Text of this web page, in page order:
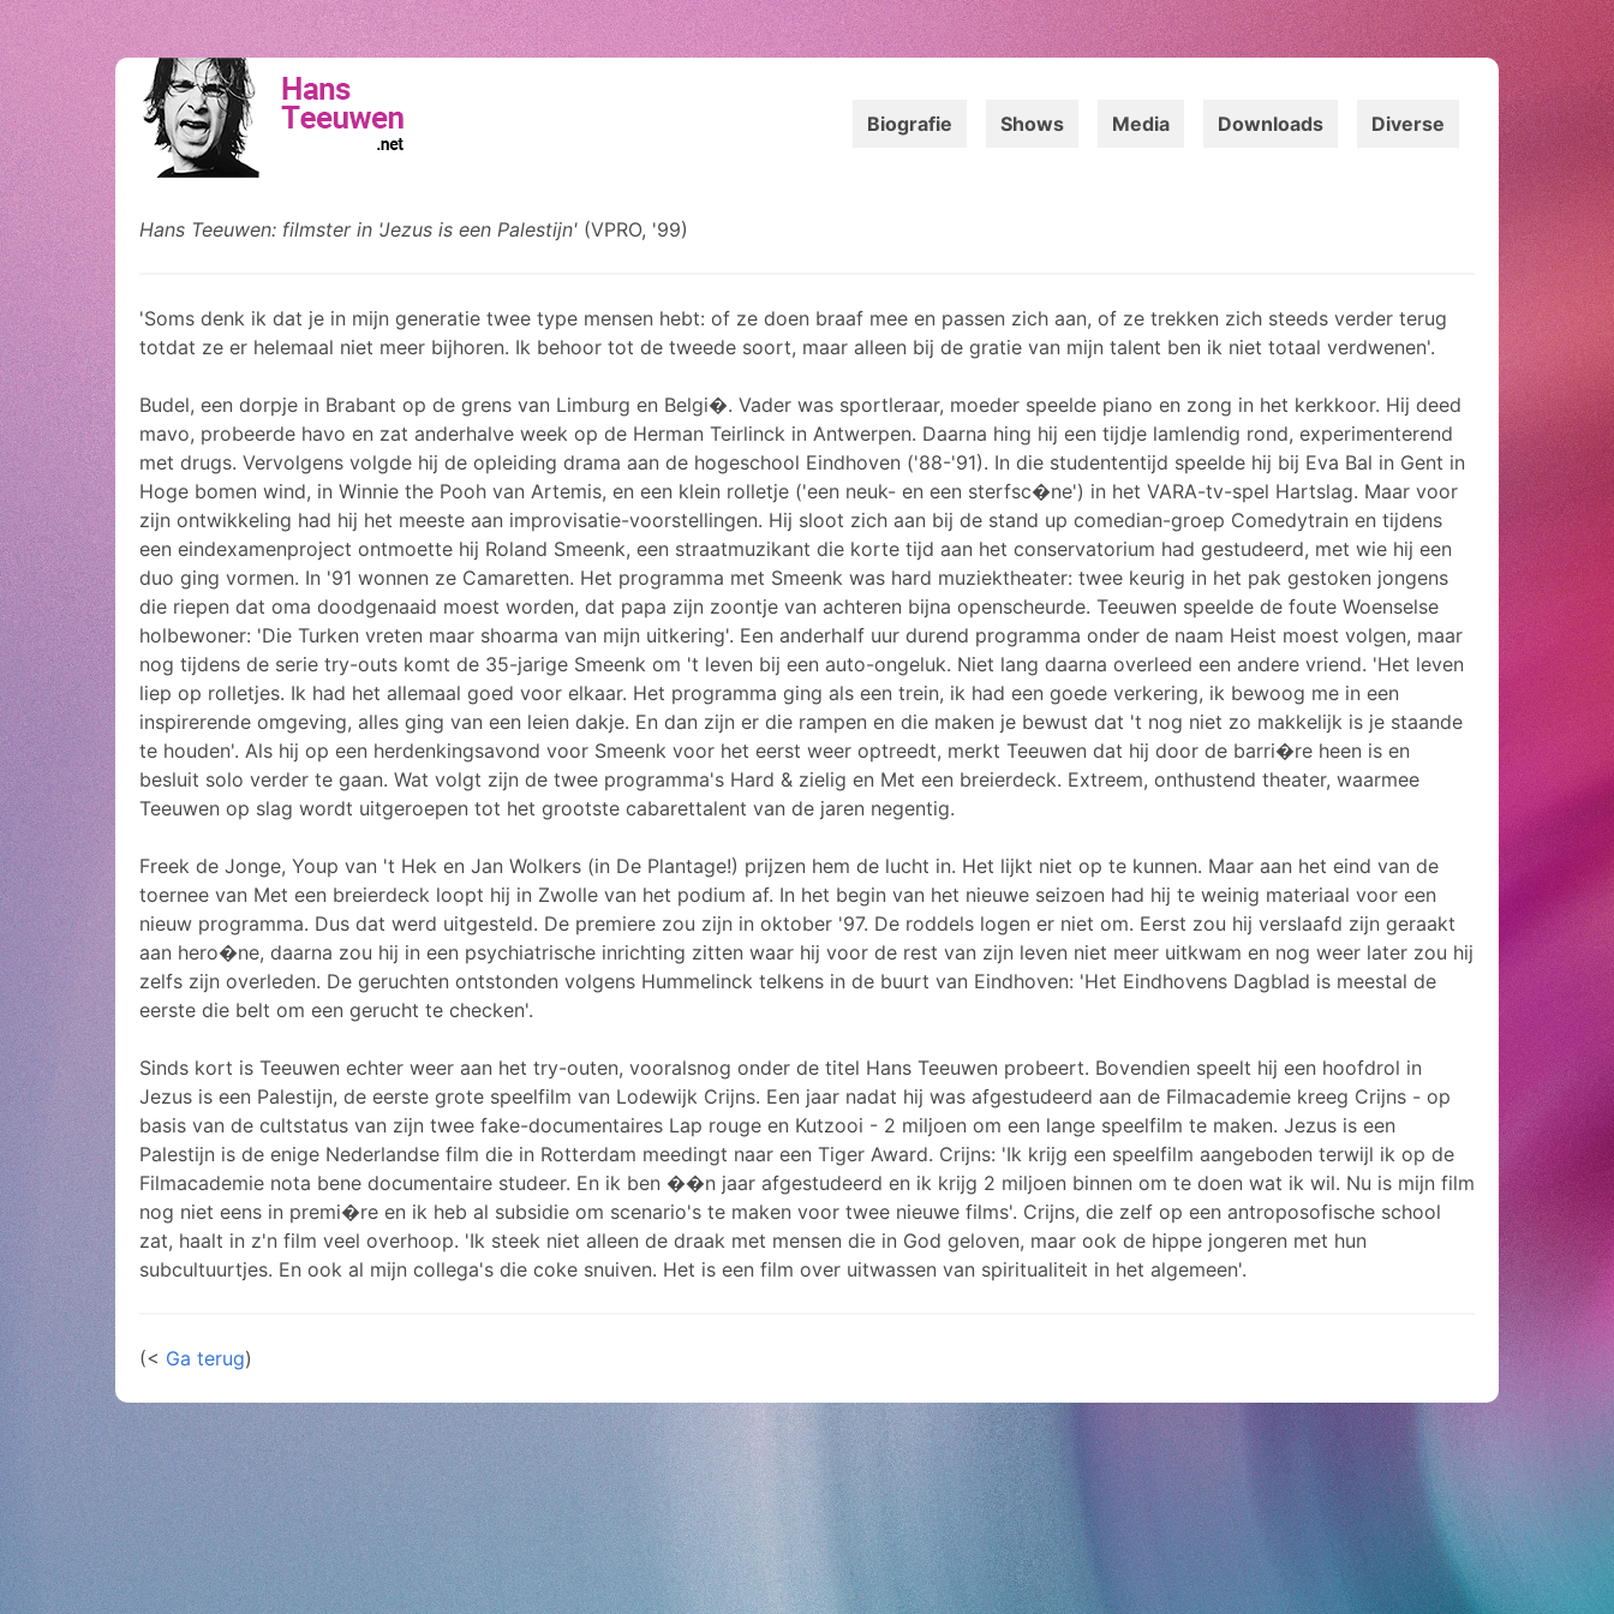
Biografie Shows Media Downloads Diverse
Hans Teeuwen: filmster in 'Jezus is een Palestijn' (VPRO, '99)
'Soms denk ik dat je in mijn generatie twee type mensen hebt: of ze doen braaf mee en passen zich aan, of ze trekken zich steeds verder terug
totdat ze er helemaal niet meer bijhoren. Ik behoor tot de tweede soort, maar alleen bij de gratie van mijn talent ben ik niet totaal verdwenen'.
Budel, een dorpje in Brabant op de grens van Limburg en Belgi�. Vader was sportleraar, moeder speelde piano en zong in het kerkkoor. Hij deed
mavo, probeerde havo en zat anderhalve week op de Herman Teirlinck in Antwerpen. Daarna hing hij een tijdje lamlendig rond, experimenterend
met drugs. Vervolgens volgde hij de opleiding drama aan de hogeschool Eindhoven ('88-'91). In die studententijd speelde hij bij Eva Bal in Gent in
Hoge bomen wind, in Winnie the Pooh van Artemis, en een klein rolletje ('een neuk- en een sterfsc�ne') in het VARA-tv-spel Hartslag. Maar voor
zijn ontwikkeling had hij het meeste aan improvisatie-voorstellingen. Hij sloot zich aan bij de stand up comedian-groep Comedytrain en tijdens
een eindexamenproject ontmoette hij Roland Smeenk, een straatmuzikant die korte tijd aan het conservatorium had gestudeerd, met wie hij een
duo ging vormen. In '91 wonnen ze Camaretten. Het programma met Smeenk was hard muziektheater: twee keurig in het pak gestoken jongens
die riepen dat oma doodgenaaid moest worden, dat papa zijn zoontje van achteren bijna openscheurde. Teeuwen speelde de foute Woenselse
holbewoner: 'Die Turken vreten maar shoarma van mijn uitkering'. Een anderhalf uur durend programma onder de naam Heist moest volgen, maar
nog tijdens de serie try-outs komt de 35-jarige Smeenk om 't leven bij een auto-ongeluk. Niet lang daarna overleed een andere vriend. 'Het leven
liep op rolletjes. Ik had het allemaal goed voor elkaar. Het programma ging als een trein, ik had een goede verkering, ik bewoog me in een
inspirerende omgeving, alles ging van een leien dakje. En dan zijn er die rampen en die maken je bewust dat 't nog niet zo makkelijk is je staande
te houden'. Als hij op een herdenkingsavond voor Smeenk voor het eerst weer optreedt, merkt Teeuwen dat hij door de barri�re heen is en
besluit solo verder te gaan. Wat volgt zijn de twee programma's Hard & zielig en Met een breierdeck. Extreem, onthustend theater, waarmee
Teeuwen op slag wordt uitgeroepen tot het grootste cabarettalent van de jaren negentig.
Freek de Jonge, Youp van 't Hek en Jan Wolkers (in De Plantage!) prijzen hem de lucht in. Het lijkt niet op te kunnen. Maar aan het eind van de
toernee van Met een breierdeck loopt hij in Zwolle van het podium af. In het begin van het nieuwe seizoen had hij te weinig materiaal voor een
nieuw programma. Dus dat werd uitgesteld. De premiere zou zijn in oktober '97. De roddels logen er niet om. Eerst zou hij verslaafd zijn geraakt
aan hero�ne, daarna zou hij in een psychiatrische inrichting zitten waar hij voor de rest van zijn leven niet meer uitkwam en nog weer later zou hij
zelfs zijn overleden. De geruchten ontstonden volgens Hummelinck telkens in de buurt van Eindhoven: 'Het Eindhovens Dagblad is meestal de
eerste die belt om een gerucht te checken'.
Sinds kort is Teeuwen echter weer aan het try-outen, vooralsnog onder de titel Hans Teeuwen probeert. Bovendien speelt hij een hoofdrol in
Jezus is een Palestijn, de eerste grote speelfilm van Lodewijk Crijns. Een jaar nadat hij was afgestudeerd aan de Filmacademie kreeg Crijns - op
basis van de cultstatus van zijn twee fake-documentaires Lap rouge en Kutzooi - 2 miljoen om een lange speelfilm te maken. Jezus is een
Palestijn is de enige Nederlandse film die in Rotterdam meedingt naar een Tiger Award. Crijns: 'Ik krijg een speelfilm aangeboden terwijl ik op de
Filmacademie nota bene documentaire studeer. En ik ben ��n jaar afgestudeerd en ik krijg 2 miljoen binnen om te doen wat ik wil. Nu is mijn film
nog niet eens in premi�re en ik heb al subsidie om scenario's te maken voor twee nieuwe films'. Crijns, die zelf op een antroposofische school
zat, haalt in z'n film veel overhoop. 'Ik steek niet alleen de draak met mensen die in God geloven, maar ook de hippe jongeren met hun
subcultuurtjes. En ook al mijn collega's die coke snuiven. Het is een film over uitwassen van spiritualiteit in het algemeen'.
(< Ga terug)